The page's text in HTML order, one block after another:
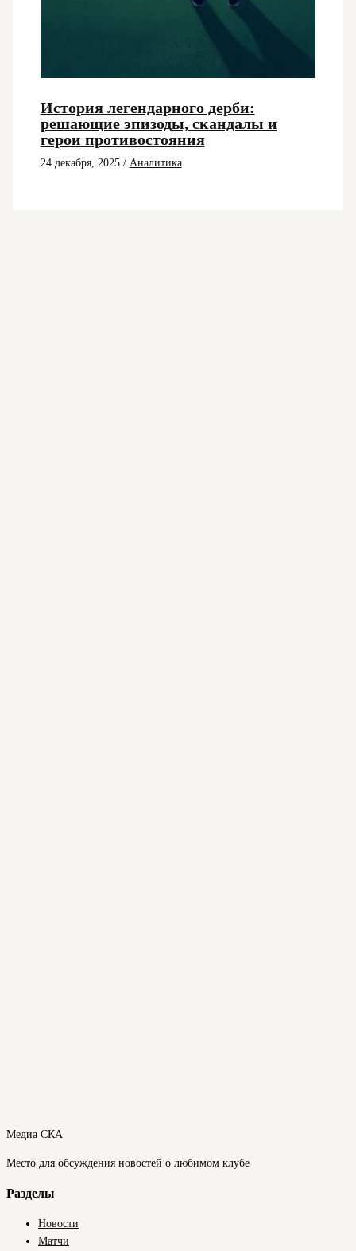
История легендарного дерби:
решающие эпизоды, скандалы и
герои противостояния
24 декабря, 2025 / Аналитика
Медиа СКА
Место для обсуждения новостей о любимом клубе
Разделы
Новости
Матчи